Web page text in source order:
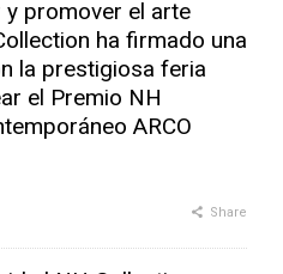
y promover el arte
ha firmado una
la prestigiosa feria
el Premio NH
ARCO
Share